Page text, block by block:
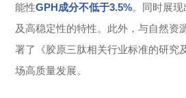
能性GPH成分不低于3.5%。同时展
及高稳定性的特性。此外，与自然资
署了《胶原三肽相关行业标准的研究
场高质量发展。